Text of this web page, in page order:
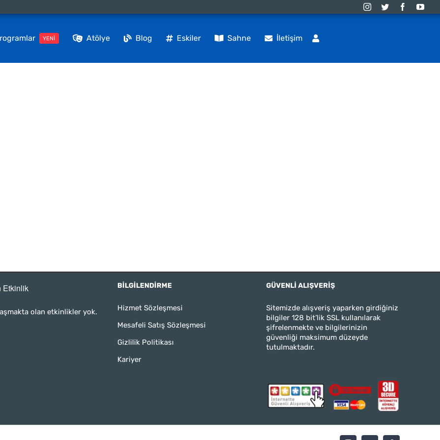
YENİ Atölye Blog Eskiler Sahne İletişim
Etkinlik
olan etkinlikler yok.
BILGILENDIRME
Hizmet Sözleşmesi
Mesafeli Satış Sözleşmesi
Gizlilik Politikası
Kariyer
GÜVENLI ALIŞVERIŞ
Sitemizde alışveriş yaparken girdiğiniz
bilgiler 128 bit’lik SSL kullanılarak
şifrelenmekte ve bilgilerinizin
güvenliği maksimum düzeyde
tutulmaktadır.